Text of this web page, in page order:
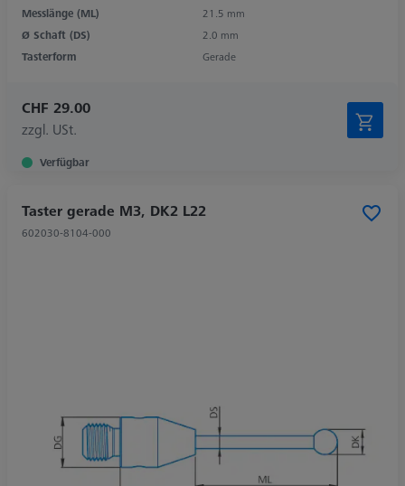
Messlänge (ML)
21.5 mm
Ø Schaft (DS)
2.0 mm
Tasterform
Gerade
CHF 29.00
zzgl. USt.
Verfügbar
Taster gerade M3, DK2 L22
602030-8104-000